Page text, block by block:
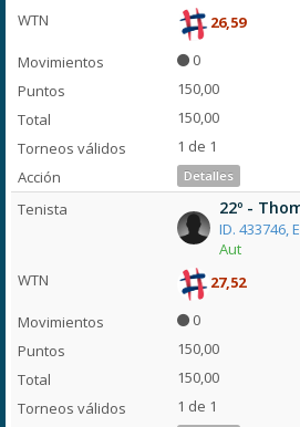
26,59
0
150,00
150,00
1 de 1
Detalles
22º -
ID. 433746,
Aut
27,52
0
150,00
150,00
1 de 1